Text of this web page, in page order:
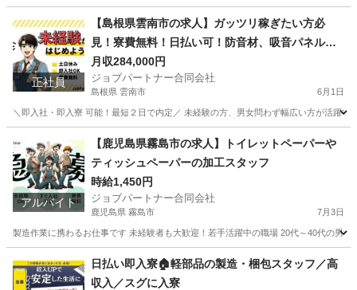
工場 スタッフ
正社員
【島根県雲南市の求人】ガッツリ稼ぎたい方必
見！寮費無料！日払い可！防音材、吸音パネル、
遮音カーテンの製造補助スタッフ！
月収284,000円
ジョブパートナー合同会社
島根県 雲南市 6月1日
＼即入社・即入寮 可能！最短２日で内定／ 未経験の方、男女問わず幅広い方が活躍
工場 未経験
アルバイト
【鹿児島県霧島市の求人】トイレットペーパーや
ティッシュペーパーの加工スタッフ
時給1,450円
ジョブパートナー合同会社
鹿児島県 霧島市 7月3日
製造作業に携わるお仕事です 未経験者も大歓迎！若手活躍中の職場 20代～40代の
工場 スタッフ
日払い即入寮🏠軽部品の製造・梱包スタッフ／高
収入／スグに入寮